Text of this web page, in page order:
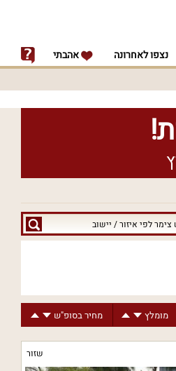
נצפו לאחרונה אהבתי
מומלץ מחיר בסופ"ש
שזור